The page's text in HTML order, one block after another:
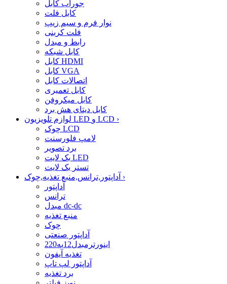
جوراب کابل
کابل فلت
نوار فرم و سیم زیپ
فلت کربنی
رابط و مبدل
کابل شبکه
کابل HDMI
کابل VGA
اتصالات کابل
کابل تعمیری
کابل میکروفن
کابل دیتای هش برد
لوازم تلویزیون LED و LCD ›
چوک LCD
لامپ فلورسنت
برد تصویر
بک لایت LED
تستر بک لایت
›
آداپتور
ترانس
مبدل dc-dc
منبع تغذیه
چوک
آداپتور صنعتی
اینورترمبدل12به220
تغذیه آیفون
آداپتور لپ تاپ
برد تغذیه